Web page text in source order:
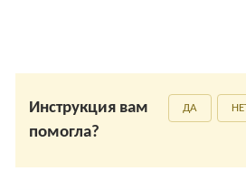
Инструкция вам
помогла?
ДА